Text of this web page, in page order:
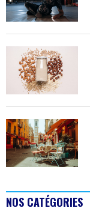
NOS CATÉGORIES